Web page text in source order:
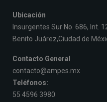
Ubicación
Insurgentes Sur No. 686, Int.
Benito Juárez,Ciudad de
Contacto General
contacto@ampes.mx
Teléfonos:
55 4596 3980